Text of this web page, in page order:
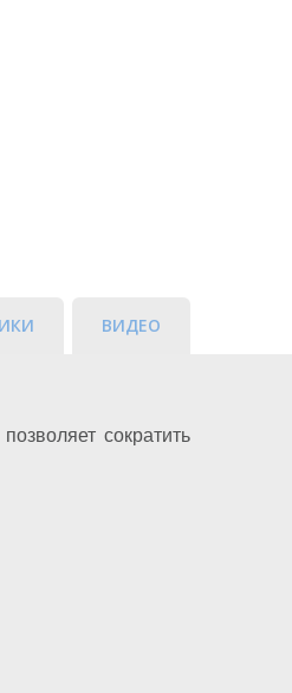
ВИДЕО
сократить